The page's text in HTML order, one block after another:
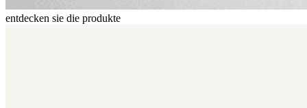
entdecken sie die produkte